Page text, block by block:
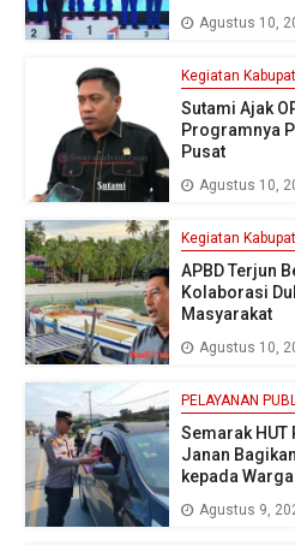
Agustus 10,
Kegiatan
Sutami Ajak
Programnya
Pusat
Agustus 10,
Kegiatan
APBD Terjun
Kolaborasi
Masyarakat
Agustus 10,
PELAYANAN
Semarak HUT
Janan
kepada Warga
Agustus 9,